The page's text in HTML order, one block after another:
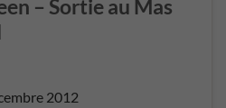
– Sortie au Mas
2012